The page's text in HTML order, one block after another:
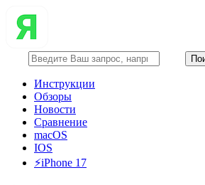
Инструкции
Обзоры
Новости
Сравнение
macOS
IOS
⚡️iPhone 17